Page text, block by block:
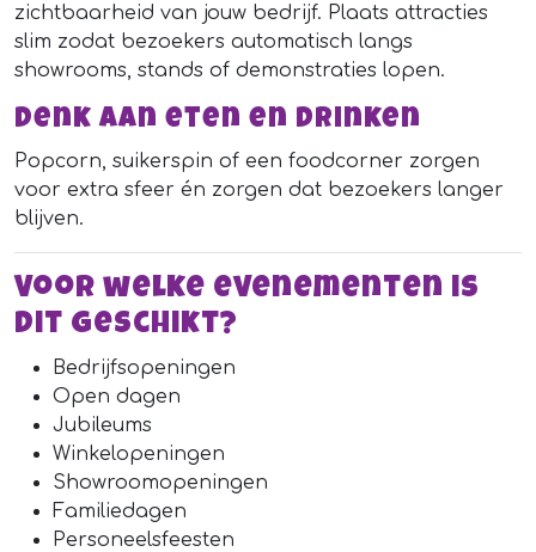
zichtbaarheid van jouw bedrijf. Plaats attracties
slim zodat bezoekers automatisch langs
showrooms, stands of demonstraties lopen.
Denk aan eten en drinken
Popcorn, suikerspin of een foodcorner zorgen
voor extra sfeer én zorgen dat bezoekers langer
blijven.
Voor welke evenementen is
dit geschikt?
Bedrijfsopeningen
Open dagen
Jubileums
Winkelopeningen
Showroomopeningen
Familiedagen
Personeelsfeesten